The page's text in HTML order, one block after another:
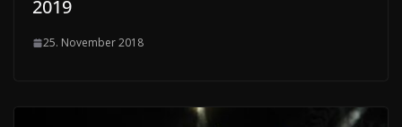
2019
25. November 2018